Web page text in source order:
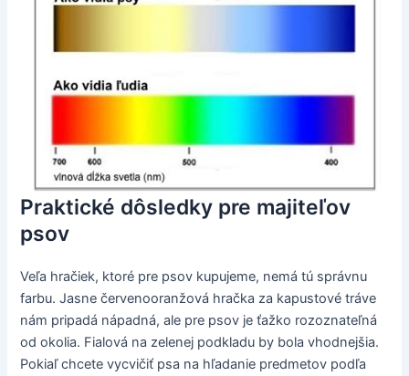
Praktické dôsledky pre majiteľov
psov
Veľa hračiek, ktoré pre psov kupujeme, nemá tú správnu
farbu. Jasne červenooranžová hračka za kapustové tráve
nám pripadá nápadná, ale pre psov je ťažko rozoznateľná
od okolia. Fialová na zelenej podkladu by bola vhodnejšia.
Pokiaľ chcete vycvičiť psa na hľadanie predmetov podľa